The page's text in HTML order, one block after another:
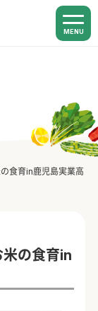
MENU
食育in鹿児島実業高
の食育in